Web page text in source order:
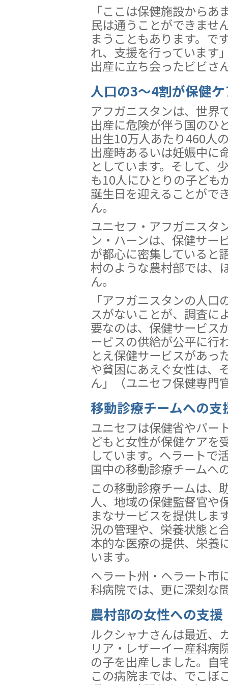
「ここは保健施設から
民は通うことができませ
まうこともあります。で
れ、支援を行っています
出産に立ち会ったビビさ
人口の3〜4割が保健
アフガニスタンは、世界
出産に危険が伴う国のひ
出生10万人あたり460人
出産時あるいは妊娠中に
としています。そして、
も10人にひとりの子ども
誕生日を迎えることがで
ん。
ユニセフ・アフガニスタ
ン・ハーンは、保健サー
が都心に密集していると
村のような農村部では、
ん。
「アフガニスタンの人
スがないことが、調査に
要なのは、保健サービス
ービスの供給が公平に行
とえ保健サービスがあっ
や貧困にあえぐ女性は、
ん」（ユニセフ保健専
移動診療チームへの支
ユニセフは保健省やパー
どもと女性が保健ケアを
しています。ヘラートで
国中の移動診療チームへ
この移動診療チームは、
人、地域の保健監督官や
まなサービスを提供しま
況の管理や、栄養状態と
本的な医療の提供、栄養
います。
ヘラート州・ヘラート市
科病院では、更に深刻な
農村部の女性への支援
ルクシャナさんは最近、
リア・レザーイー産科病
の子を出産しました。自
この病院までは、でこぼ